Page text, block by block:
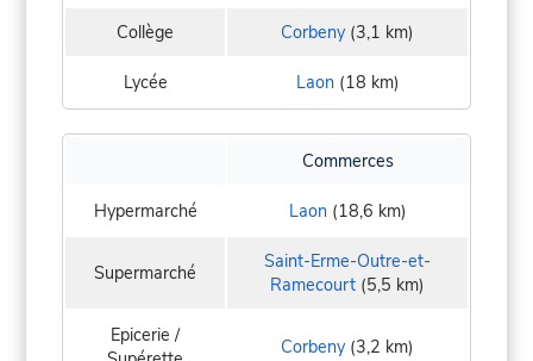
Collège Corbeny (3,1 km)
Lycée Laon(18 km)
Commerces
Hypermarché Laon(18,6 km)
Supermarché
Saint-Erme-Outre-et-
Ramecourt (5,5 km)
Epicerie /
Corbeny (3,2 km)